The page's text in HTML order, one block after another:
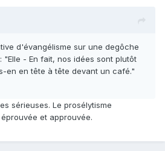
d'évangélisme sur une degôche
"Elle - En fait, nos idées sont plutôt
en en tête à tête devant un café."
sérieuses. Le prosélytisme
et approuvée.